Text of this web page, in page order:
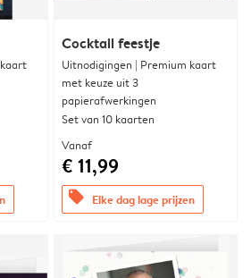
Cocktail feestje
Uitnodigingen | Premium kaart
met keuze uit 3
papierafwerkingen
Set van 10 kaarten
Vanaf
€ 11,99
offers Elke dag lage prijzen